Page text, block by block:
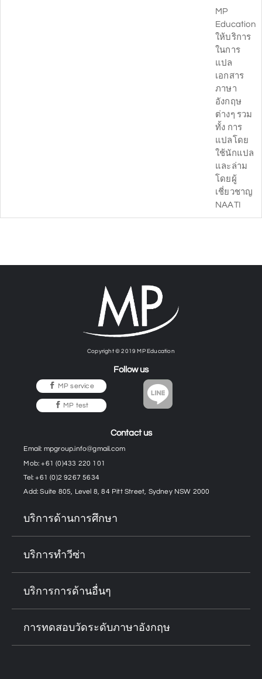
MP
Education
ให้บริการ
ในการ
แปล
เอกสาร
ภาษา
อังกฤษ
ต่างๆ รวม
ทั้ง การ
แปลโดย
ใช้นักแปล
และล่าม
โดยผู้
เชี่ยวชาญ
NAATI
Copyright © 2019 MP Education
Follow us
MP service
MP test
Contact us
Email: mpgroup.info@gmail.com
Mob: +61 (0)433 220 101
Tel: +61 (0)2 9267 5634
Add: Suite 805, Level 8, 84 Pitt Street, Sydney NSW 2000
บริการด้านการศึกษา
บริการทำวีซ่า
บริการการด้านอื่นๆ
การทดสอบวัดระดับภาษาอังกฤษ